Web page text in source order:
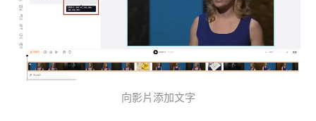
向影片添加文字